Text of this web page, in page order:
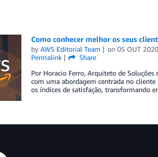
Como conhecer melhor os seus
by AWS Editorial Team on05 OUT 2020
Permalink
Share
Por Horacio Ferro, Arquiteto de
com uma abordagem centrada no cliente
os índices de satisfação, transformando